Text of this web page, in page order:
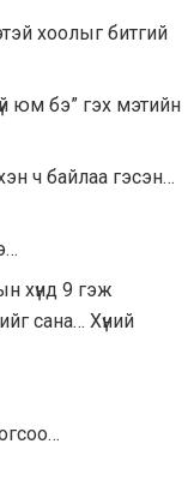
хоолыг битгий
юм бэ” гэх мэтийн
ч байлаа гэсэн…
хүнд 9 гэж
сана… Хүний